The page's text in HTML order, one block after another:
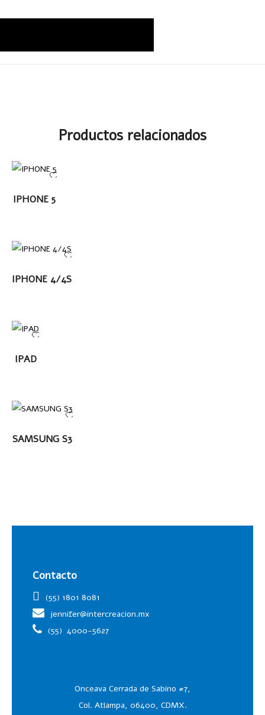
Productos relacionados
LEER MÁS
IPHONE 5
LEER MÁS
IPHONE 4/4S
MÁS
IPAD
LEER MÁS
SAMSUNG S3
Contacto
(55) 1801 8081
jennifer@intercreacion.mx
(55) 4000-5627
Onceava Cerrada de Sabino #7,
Col. Atlampa, 06400, CDMX.